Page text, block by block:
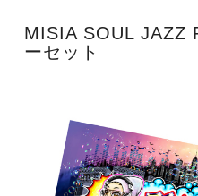
MISIA SOUL JAZZ
ーセット